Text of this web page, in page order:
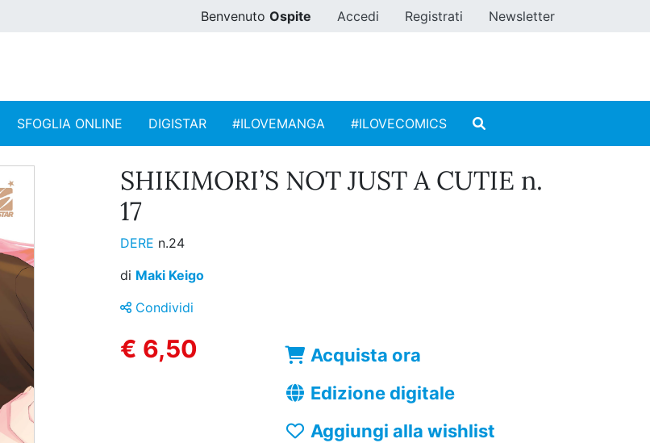
Benvenuto Ospite Accedi Registrati Newsletter
SFOGLIA ONLINE DIGISTAR #ILOVEMANGA #ILOVECOMICS
SHIKIMORI’S NOT JUST A CUTIE n.
17
DERE n.24
di Maki Keigo
Condividi
€ 6,50
Acquista ora
Edizione digitale
Aggiungi alla wishlist